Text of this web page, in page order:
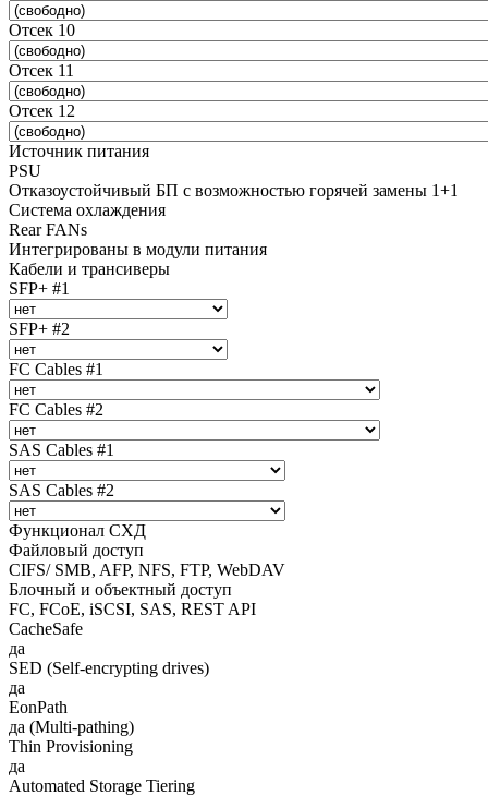
Отсек 10
Отсек 11
Отсек 12
Источник питания
PSU
Отказоустойчивый БП с возможностью горячей замены 1+1
Система охлаждения
Rear FANs
Интегрированы в модули питания
Кабели и трансиверы
SFP+ #1
SFP+ #2
FC Cables #1
FC Cables #2
SAS Cables #1
SAS Cables #2
Функционал СХД
Файловый доступ
CIFS/ SMB, AFP, NFS, FTP, WebDAV
Блочный и объектный доступ
FC, FCoE, iSCSI, SAS, REST API
CacheSafe
да
SED (Self-encrypting drives)
да
EonPath
да (Multi-pathing)
Thin Provisioning
да
Automated Storage Tiering